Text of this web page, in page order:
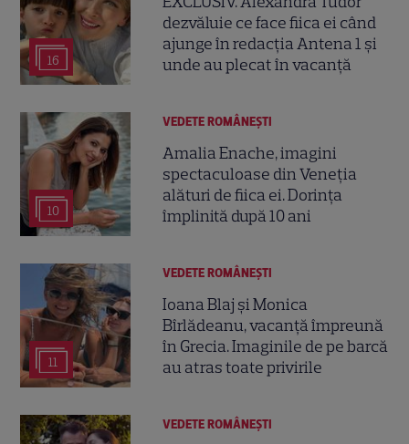
16
dezvăluie ce face fiica ei când
ajunge în redacția Antena 1 și
unde au plecat în vacanță
10
VEDETE ROMÂNEŞTI
Amalia Enache, imagini
spectaculoase din Veneția
alături de fiica ei. Dorința
împlinită după 10 ani
11
VEDETE ROMÂNEŞTI
Ioana Blaj și Monica
Bîrlădeanu, vacanță împreună
în Grecia. Imaginile de pe barcă
au atras toate privirile
VEDETE ROMÂNEŞTI